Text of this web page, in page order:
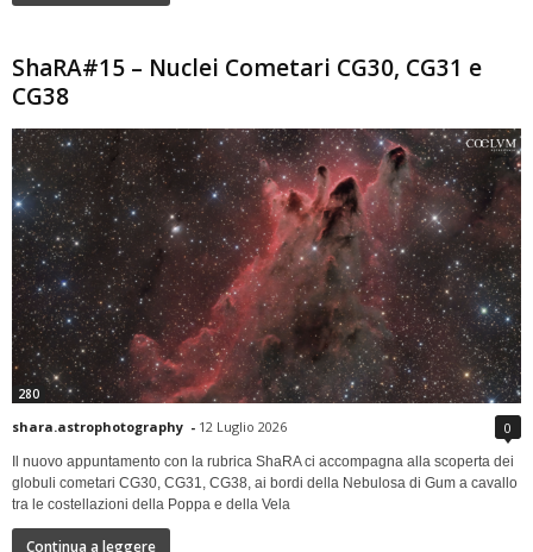
ShaRA#15 – Nuclei Cometari CG30, CG31 e
CG38
280
shara.astrophotography - 12 Luglio 2026 0
Il nuovo appuntamento con la rubrica ShaRA ci accompagna alla scoperta dei
globuli cometari CG30, CG31, CG38, ai bordi della Nebulosa di Gum a cavallo
tra le costellazioni della Poppa e della Vela
Continua a leggere